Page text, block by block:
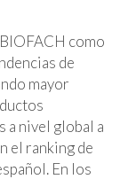
como
de
mayor
a nivel global a
el ranking de
En los